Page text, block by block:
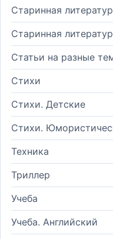
Старинная
Старинная
Статьи на разные
Стихи
Стихи. Детские
Стихи.
Техника
Триллер
Учеба
Учеба. Английский